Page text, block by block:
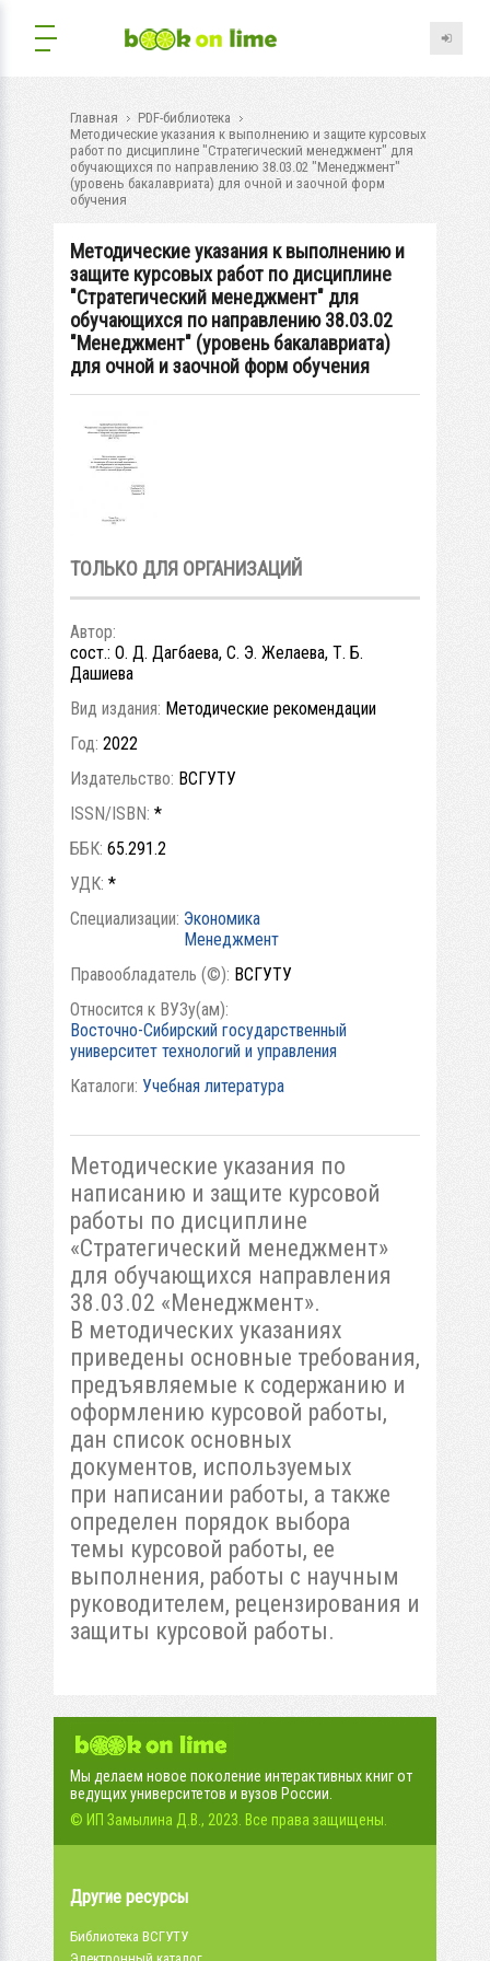
Главная
PDF-библиотека
Методические указания к выполнению и защите курсовых
работ по дисциплине "Стратегический менеджмент" для
обучающихся по направлению 38.03.02 "Менеджмент"
(уровень бакалавриата) для очной и заочной форм
обучения
Методические указания к выполнению и
защите курсовых работ по дисциплине
"Стратегический менеджмент" для
обучающихся по направлению 38.03.02
"Менеджмент" (уровень бакалавриата)
для очной и заочной форм обучения
ТОЛЬКО ДЛЯ ОРГАНИЗАЦИЙ
Автор:
сост.: О. Д. Дагбаева, С. Э. Желаева, Т. Б.
Дашиева
Вид издания: Методические рекомендации
Год: 2022
Издательство: ВСГУТУ
ISSN/ISBN: *
ББК: 65.291.2
УДК: *
Специализации: Экономика
Менеджмент
Правообладатель (©): ВСГУТУ
Относится к ВУЗу(ам):
Восточно-Сибирский государственный
университет технологий и управления
Каталоги: Учебная литература
Методические указания по
написанию и защите курсовой
работы по дисциплине
«Стратегический менеджмент»
для обучающихся направления
38.03.02 «Менеджмент».
В методических указаниях
приведены основные требования,
предъявляемые к содержанию и
оформлению курсовой работы,
дан список основных
документов, используемых
при написании работы, а также
определен порядок выбора
темы курсовой работы, ее
выполнения, работы с научным
руководителем, рецензирования и
защиты курсовой работы.
Мы делаем новое поколение интерактивных книг от
ведущих университетов и вузов России.
© ИП Замылина Д.В., 2023. Все права защищены.
Другие ресурсы
Библиотека ВСГУТУ
Электронный каталог